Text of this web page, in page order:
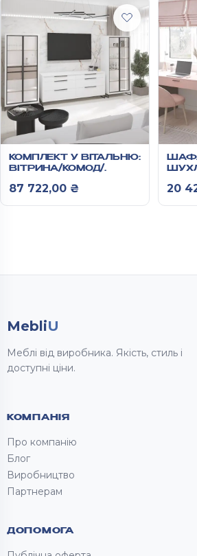
КОМПЛЕКТ У ВІТАЛЬНЮ:
ВІТРИНА/КОМОД/
ЛАО №2
87 722,00 ₴ 20
MebliU
Меблі від виробника. Якість, стиль і
доступні ціни.
КОМПАНІЯ
Про компанію
Блог
Виробництво
Партнерам
ДОПОМОГА